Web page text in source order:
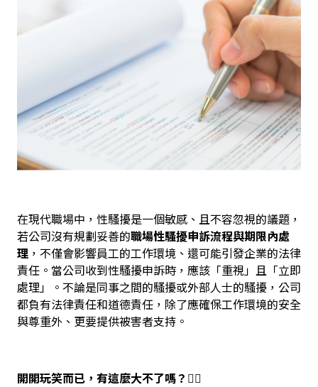
在現代職場中，性騷擾是一個敏感、且不容忽視的議題，
若公司沒有規劃妥善的職場性騷擾申訴流程與期限內處
理 ，不僅會影響員工的工作環境、還可能引發企業的法律
責任。當公司收到性騷擾申訴時，應該「重視」且「立即
處理」。不論是同事之間的騷擾或外部人士的騷擾，公司
都負有法律責任和道德責任，除了應確保工作環境的安全
與尊重外、更要提供被害者支持。
開開玩笑而已，有這麼大不了嗎？😮‍💨